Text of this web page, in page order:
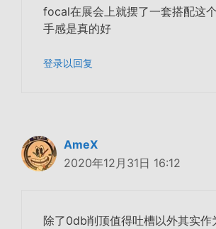
focal在展会上就摆了一套搭配这
手感是真的好
登录以回复
AmeX
2020年12月31日 16:12
除了0db削顶值得吐槽以外其实作